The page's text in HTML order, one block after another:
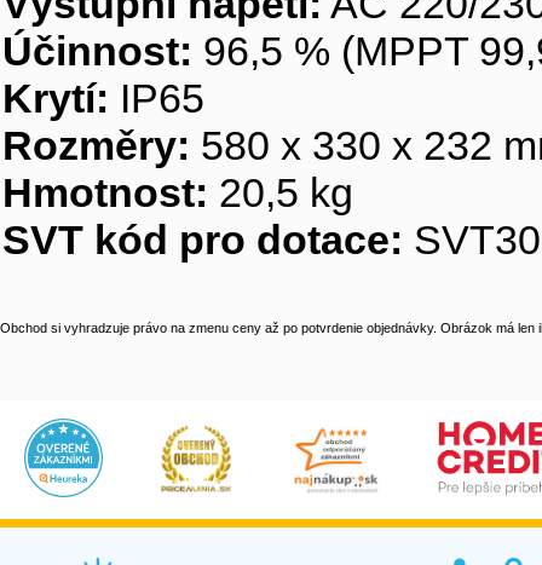
Účinnost: 96,5 % (MPPT
Krytí: IP65
Rozměry: 580 x 330 x 232
Hmotnost: 20,5 kg
SVT kód pro dotace:
Obchod si vyhradzuje právo na zmenu ceny až po potvrdenie objednávky. Obrázok má len